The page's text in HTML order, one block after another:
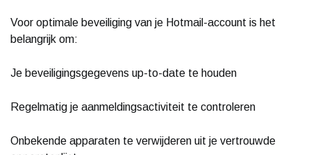
Voor optimale beveiliging van je Hotmail-account is het
belangrijk om:
Je beveiligingsgegevens up-to-date te houden
Regelmatig je aanmeldingsactiviteit te controleren
Onbekende apparaten te verwijderen uit je vertrouwde